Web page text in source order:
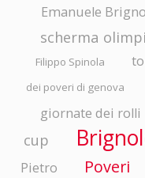
Emanuele
scherma
Filippo Spinola
dei poveri di genova
giornate dei rolli
cup
Pietro
Poveri